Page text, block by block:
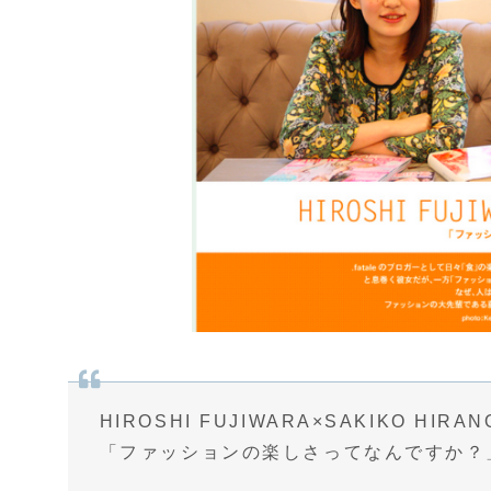
HIROSHI FUJIWARA×SAKIKO
「ファッションの楽しさってなんですか？